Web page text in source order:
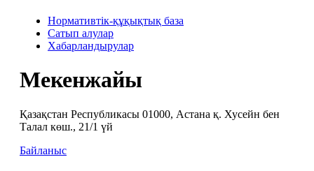
Нормативтік-құқықтық база
Сатып алулар
Хабарландырулар
Мекенжайы
Қазақстан Республикасы 01000, Астана қ. Хусейн бен
Талал көш., 21/1 үй
Байланыс